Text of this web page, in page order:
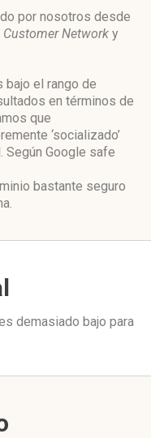
por nosotros desde
Customer Network y
bajo el rango de
en términos de
que
‘socializado’
Según Google safe
bastante seguro
demasiado bajo para